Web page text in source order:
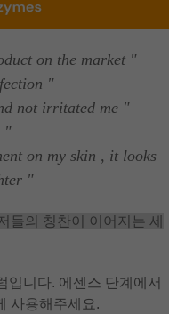
on the market "
"
not irritated me "
"
on my skin , it looks
"
들의 칭찬이 이어지는 세
니다. 에센스 단계에서
사용해주세요.